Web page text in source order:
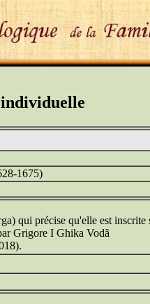
1675)
qui précise qu'elle est inscrite
Grigore I Ghika Vodã